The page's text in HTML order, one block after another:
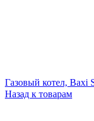
Газовый котел, Baxi
Назад к товарам